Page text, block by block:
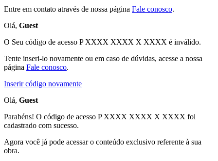
Entre em contato através de nossa página Fale conosco.
Olá, Guest
O Seu código de acesso P XXXX XXXX X XXXX é inválido.
Tente inseri-lo novamente ou em caso de dúvidas, acesse a nossa
página Fale conosco.
Inserir código novamente
Olá, Guest
Parabéns! O código de acesso P XXXX XXXX X XXXX foi
cadastrado com sucesso.
Agora você já pode acessar o conteúdo exclusivo referente à sua
obra.